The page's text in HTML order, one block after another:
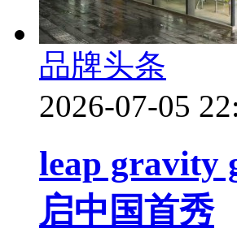
品牌头条
2026-07-05
leap gravity
启中国首秀